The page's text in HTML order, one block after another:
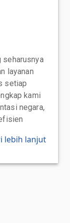
seharusnya
layanan
setiap
kami
negara,
lebih lanjut